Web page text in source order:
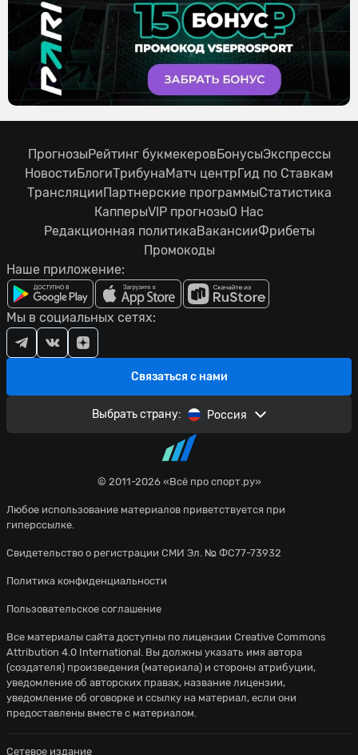
© 2011-2026 «Всё про спорт.ру»
Любое использование материалов приветствуется при
гиперссылке.
Свидетельство о регистрации СМИ Эл. № ФС77-73932
Политика конфиденциальности
Пользовательское соглашение
ПрогнозыРейтинг букмекеровБонусыЭкспрессы
НовостиБлогиТрибунаМатч центрГид по Ставкам
ТрансляцииПартнерские программыСтатистика
КапперыVIP прогнозыО Нас
Редакционная политикаВакансииФрибеты
Промокоды
Наше приложение:
Связаться с нами
Мы в социальных сетях:
Выбрать страну: Россия
Все материалы сайта доступны по лицензии Creative Commons
Attribution 4.0 International. Вы должны указать имя автора
(создателя) произведения (материала) и стороны атрибуции,
уведомление об авторских правах, название лицензии,
уведомление об оговорке и ссылку на материал, если они
предоставлены вместе с материалом.
Сетевое издание